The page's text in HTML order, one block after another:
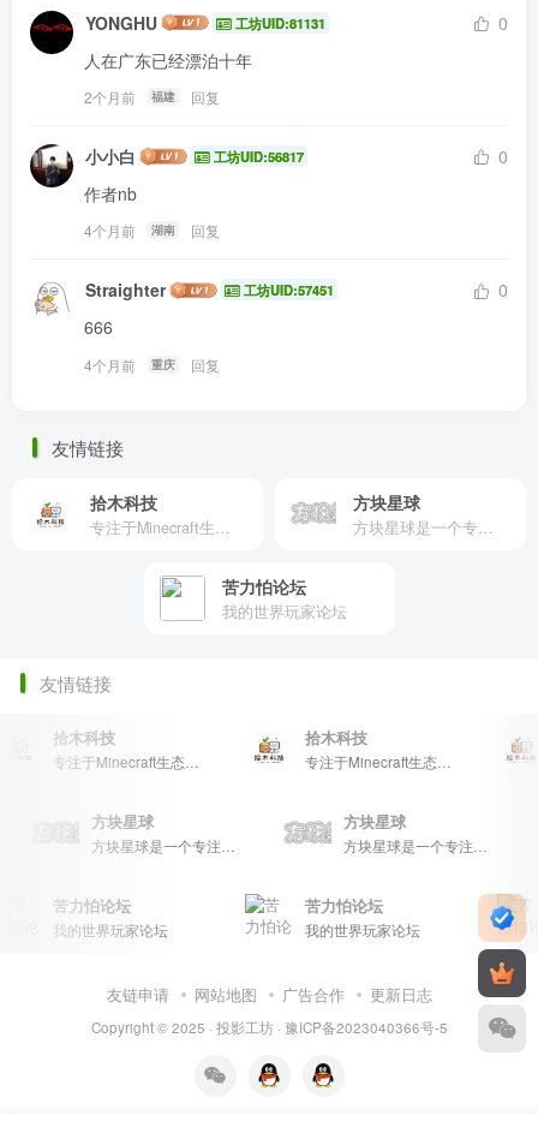
YONGHU 工坊UID:81131
0
人在广东已经漂泊十年
2个月前 福建 回复
小小白 工坊UID:56817
0
作者nb
4个月前 湖南 回复
Straighter 工坊UID:57451
0
666
4个月前 重庆 回复
友情链接
拾木科技
专注于Minecraft生态建设
方块星球
方块星球是一个专注于我的世界的中文论坛，提供丰富的资源分享、玩家交流和创意展示，包括地图、皮肤、数据包等内容，打造Minecraft玩家的专属社区乐园！
苦力怕论坛
我的世界玩家论坛
友情链接
拾木科技
专注于Minecraft生态建设
拾木科技
专注于Minecraft生态建设
方块星球 方块星球
苦力怕论坛
我的世界玩家论坛
苦力怕论坛
我的世界玩家论坛
友链申请 网站地图 广告合作 更新日志
Copyright © 2025 · 投影工坊· 豫ICP备2023040366号-5